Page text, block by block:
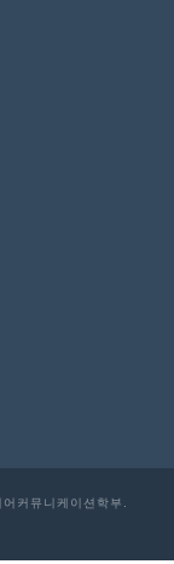
커뮤니케이션학부.